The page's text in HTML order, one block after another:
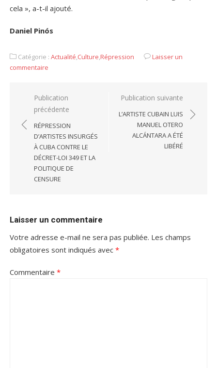
cela », a-t-il ajouté.
Daniel Pinós
Catégorie : Actualité,Culture,Répression
Laisser un
commentaire
Navigation
l’article
Publication
précédente
RÉPRESSION
D’ARTISTES INSURGÉS
À CUBA CONTRE LE
DÉCRET-LOI 349 ET LA
POLITIQUE DE
CENSURE
Publication suivante
L’ARTISTE CUBAIN LUIS
MANUEL OTERO
ALCÁNTARA A ÉTÉ
LIBÉRÉ
Laisser un commentaire
Votre adresse e-mail ne sera pas publiée. Les champs
obligatoires sont indiqués avec *
Commentaire *